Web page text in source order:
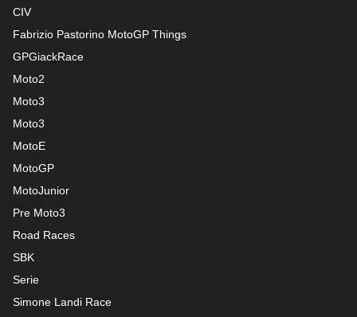
CIV
Fabrizio Pastorino MotoGP Things
GPGiackRace
Moto2
Moto3
Moto3
MotoE
MotoGP
MotoJunior
Pre Moto3
Road Races
SBK
Serie
Simone Landi Race